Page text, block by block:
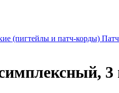
(пигтейлы и патч-корды)